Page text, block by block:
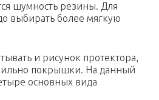
шумность резины. Для
выбирать более мягкую
и рисунок протектора,
покрышки. На данный
основных вида